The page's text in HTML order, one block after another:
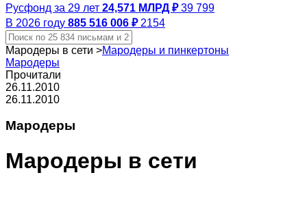
Русфонд за 29 лет 24,571 МЛРД ₽ 39 799
В 2026 году 885 516 006 ₽ 2154
Мародеры в сети >Мародеры и пинкертоны
Мародеры
Прочитали
26.11.2010
26.11.2010
Мародеры
Мародеры в сети